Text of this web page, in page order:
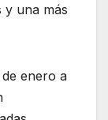
y una más
enero a